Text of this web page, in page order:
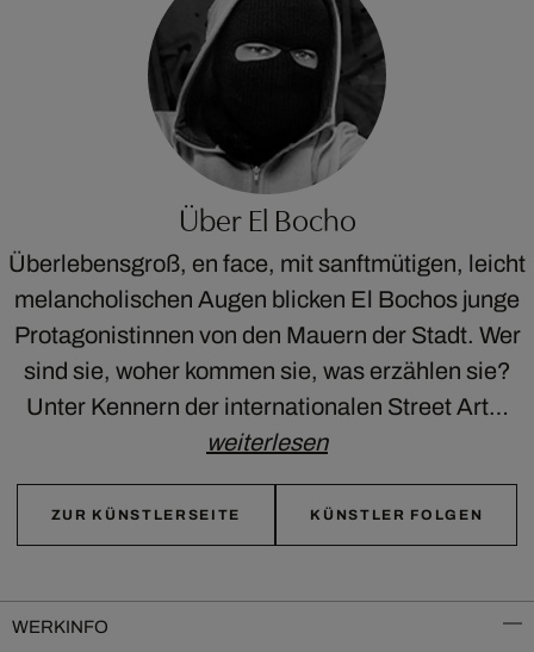
Über El Bocho
Überlebensgroß, en face, mit sanftmütigen, leicht
melancholischen Augen blicken El Bochos junge
Protagonistinnen von den Mauern der Stadt. Wer
sind sie, woher kommen sie, was erzählen sie?
Unter Kennern der internationalen Street Art…
weiterlesen
ZUR KÜNSTLERSEITE KÜNSTLER FOLGEN
WERKINFO